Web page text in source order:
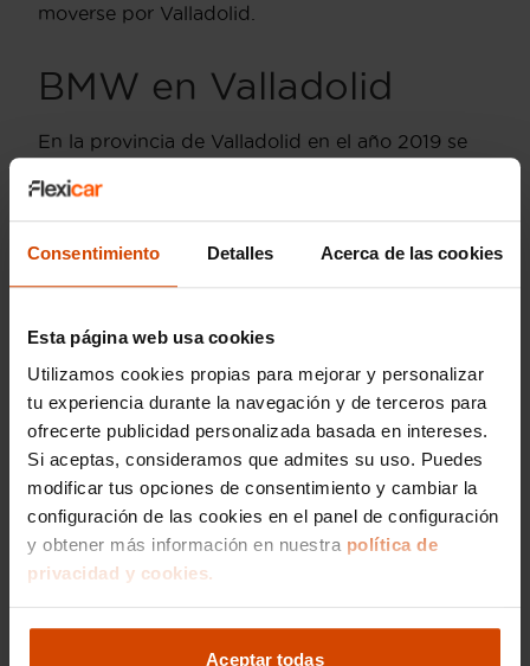
Consentimiento Detalles Acerca de las cookies
Esta página web usa cookies
Utilizamos cookies propias para mejorar y personalizar
tu experiencia durante la navegación y de terceros para
ofrecerte publicidad personalizada basada en intereses.
Si aceptas, consideramos que admites su uso. Puedes
modificar tus opciones de consentimiento y cambiar la
configuración de las cookies en el panel de configuración
y obtener más información en nuestra política de
privacidad y cookies.
Aceptar todas
moverse por Valladolid.
BMW en Valladolid
En la provincia de Valladolid en el año 2019 se
que equivale al 5,2% de las ventas totales que
ascendieron a 8. 522 unidades. En cuanto a las
transferencias de titularidad se superaron los
Asimismo, hay que señalar que en esta provincia
se encuentra una de las factorías de automóviles
más modernas de este país, eso sí es de la
marca Renault.
Modelos por provincia
BMW Serie 1 en Valladolid